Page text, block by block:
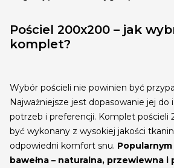
Pościel 200x200 – jak
komplet?
Wybór pościeli nie powinien być
Najważniejsze jest dopasowanie jej do
potrzeb i preferencji. Komplet pościeli
być wykonany z wysokiej jakości
odpowiedni komfort snu.
bawełna – naturalna, przewiewna i